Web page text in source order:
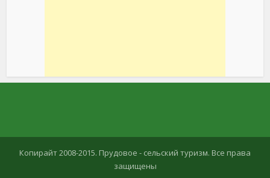
Копирайт 2008-2015. Прудовое - сельский туризм. Все права
защищены